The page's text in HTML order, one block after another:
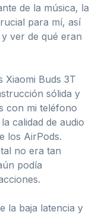
de la música, la
para mí, así
ver de qué eran
Xiaomi Buds 3T
sólida y
con mi teléfono
calidad de audio
los AirPods.
no era tan
podía
la baja latencia y